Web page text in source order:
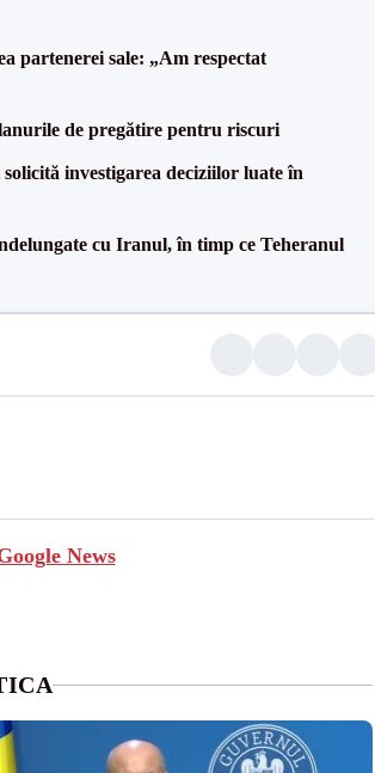
partenerei sale: „Am respectat
de pregătire pentru riscuri
investigarea deciziilor luate în
cu Iranul, în timp ce Teheranul
News